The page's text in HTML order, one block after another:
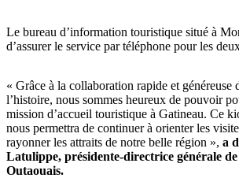
Le bureau d’information touristique situé à
d’assurer le service par téléphone pour les
« Grâce à la collaboration rapide et généreuse
l’histoire, nous sommes heureux de pouvoir
mission d’accueil touristique à Gatineau. Ce
nous permettra de continuer à orienter les
rayonner les attraits de notre belle région », a
Latulippe, présidente-directrice générale
Outaouais.